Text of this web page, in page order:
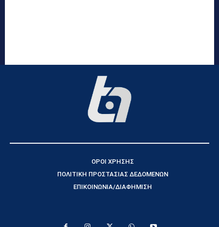
ΟΡΟΙ ΧΡΗΣΗΣ
ΠΟΛΙΤΙΚΗ ΠΡΟΣΤΑΣΙΑΣ ΔΕΔΟΜΕΝΩΝ
ΕΠΙΚΟΙΝΩΝΙΑ/ΔΙΑΦΗΜΙΣΗ